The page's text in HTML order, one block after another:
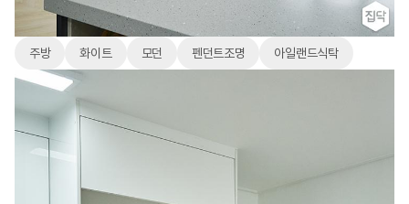
주방 화이트 모던 펜던트조명 아일랜드식탁